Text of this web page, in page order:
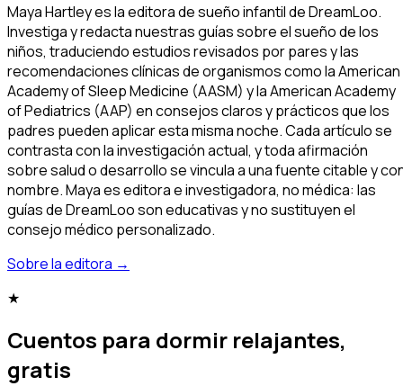
Maya Hartley es la editora de sueño infantil de DreamLoo.
Investiga y redacta nuestras guías sobre el sueño de los
niños, traduciendo estudios revisados por pares y las
recomendaciones clínicas de organismos como la American
Academy of Sleep Medicine (AASM) y la American Academy
of Pediatrics (AAP) en consejos claros y prácticos que los
padres pueden aplicar esta misma noche. Cada artículo se
contrasta con la investigación actual, y toda afirmación
sobre salud o desarrollo se vincula a una fuente citable y
nombre. Maya es editora e investigadora, no médica: las
guías de DreamLoo son educativas y no sustituyen el
consejo médico personalizado.
Sobre la editora →
★
Cuentos para dormir relajantes,
gratis